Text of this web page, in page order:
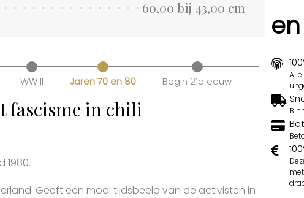
60,00 bij 43,00 cm
WW II Jaren 70 en 80 Begin 21e eeuw
fascisme in chili
1980.
Geeft een mooi tijdsbeeld van de activisten in
Alle